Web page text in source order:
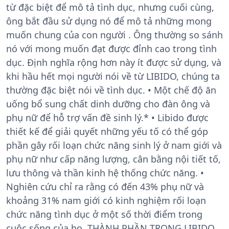
từ đặc biệt để mô tả tình dục, nhưng cuối cùng,
ông bắt đầu sử dụng nó để mô tả những mong
muốn chung của con người . Ông thường so sánh
nó với mong muốn đạt được đỉnh cao trong tình
dục. Định nghĩa rộng hơn này ít được sử dụng, và
khi hầu hết mọi người nói về từ LIBIDO, chúng ta
thường đặc biệt nói về tình dục. • Một chế độ ăn
uống bổ sung chất dinh dưỡng cho đàn ông và
phụ nữ để hỗ trợ vấn đề sinh lý.* • Libido được
thiết kế để giải quyết những yếu tố có thể góp
phần gây rối loạn chức năng sinh lý ở nam giới và
phụ nữ như cấp năng lượng, cân bằng nội tiết tố,
lưu thông và thần kinh hệ thống chức năng. •
Nghiên cứu chỉ ra rằng có đến 43% phụ nữ và
khoảng 31% nam giới có kinh nghiệm rối loạn
chức năng tình dục ở một số thời điểm trong